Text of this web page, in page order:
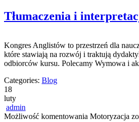
Tłumaczenia i
Kongres Anglistów to przestrzeń dla
które stawiają na rozwój i traktują
odbiorców kursu. Polecamy Wymowa i
Categories: Blog
18
luty
admin
Możliwość komentowania Motoryzacja